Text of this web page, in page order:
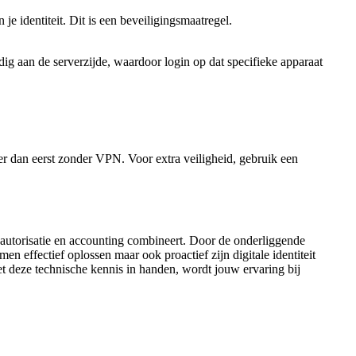
je identiteit. Dit is een beveiligingsmaatregel.
aan de serverzijde, waardoor login op dat specifieke apparaat
dan eerst zonder VPN. Voor extra veiligheid, gebruik een
en accounting combineert. Door de onderliggende
effectief oplossen maar ook proactief zijn digitale identiteit
deze technische kennis in handen, wordt jouw ervaring bij